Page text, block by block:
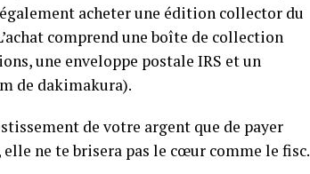
acheter une édition collector du
comprend une boîte de collection
une enveloppe postale IRS et un
de dakimakura).
de votre argent que de payer
ne te brisera pas le cœur comme le fisc.